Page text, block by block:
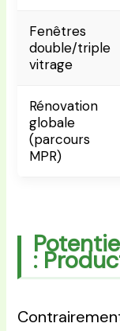
Fenêtres
double/triple
vitrage
Rénovation
globale
(parcours
MPR)
: